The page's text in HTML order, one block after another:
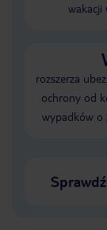
wakacji
rozszerza
ochrony od
wypadków o